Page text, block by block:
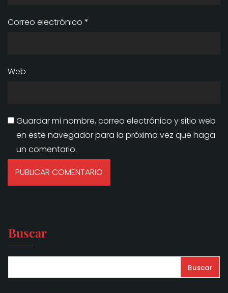
Correo electrónico *
Web
Guardar mi nombre, correo electrónico y sitio web
en este navegador para la próxima vez que haga
un comentario.
Buscar
Buscar